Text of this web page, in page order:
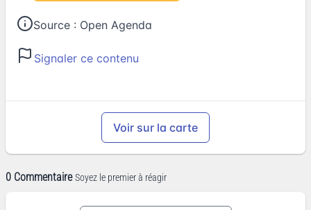
Source : Open Agenda
Signaler ce contenu
Voir sur la carte
0 Commentaire Soyez le premier à réagir